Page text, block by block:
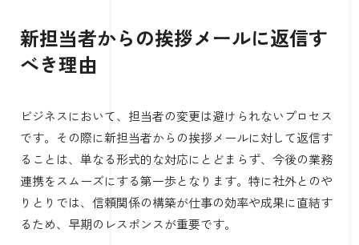
新担当者からの挨拶メールに返信す
べき理由
ビジネスにおいて、担当者の変更は避けられないプロセス
です。その際に新担当者からの挨拶メールに対して返信す
ることは、単なる形式的な対応にとどまらず、今後の業務
連携をスムーズにする第一歩となります。特に社外とのや
りとりでは、信頼関係の構築が仕事の効率や成果に直結す
るため、早期のレスポンスが重要です。